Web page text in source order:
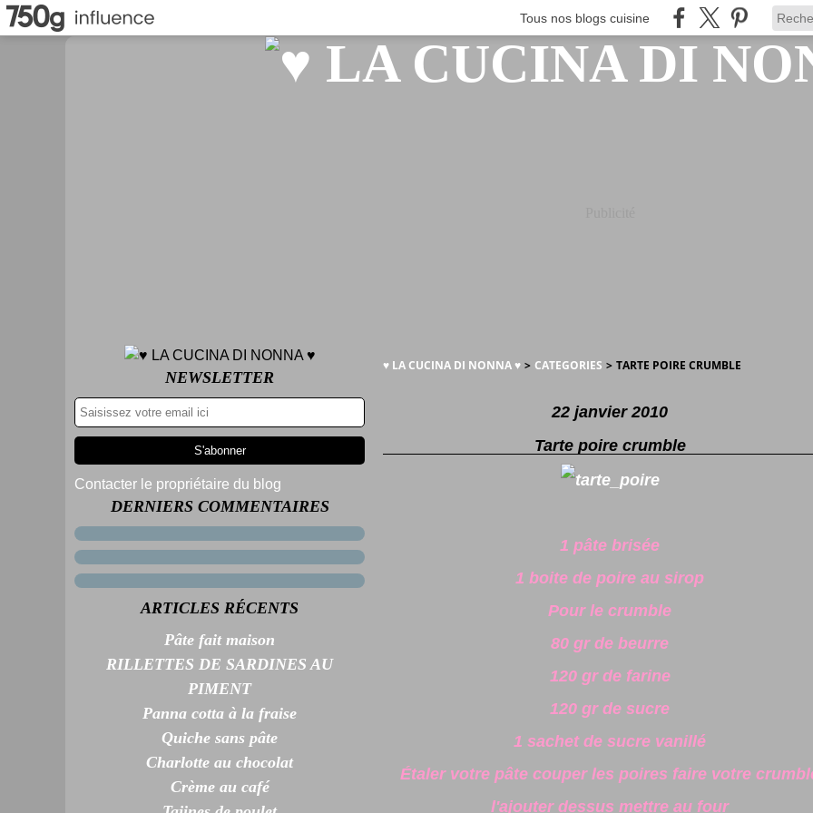
Tous nos blogs cuisine
NEWSLETTER
Contacter le propriétaire du blog
DERNIERS COMMENTAIRES
ARTICLES RÉCENTS
Pâte fait maison
RILLETTES DE SARDINES AU
PIMENT
Panna cotta à la fraise
Quiche sans pâte
Charlotte au chocolat
Crème au café
♥ LA CUCINA DI NONNA ♥ > CATEGORIES > TARTE POIRE CRUMBLE
22 janvier 2010
Tarte poire crumble
1 pâte brisée
1 boite de poire au sirop
Pour le crumble
80 gr de beurre
120 gr de farine
120 gr de sucre
1 sachet de sucre vanillé
Étaler votre pâte couper les poires faire votre
l'ajouter dessus mettre au four